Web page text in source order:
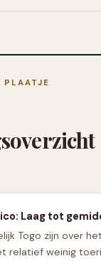
PLAATJE
Laag tot
Togo zijn over
relatief weinig